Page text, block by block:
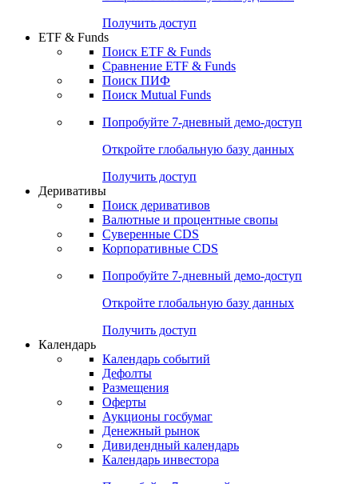
Получить доступ
ETF & Funds
Поиск ETF & Funds
Сравнение ETF & Funds
Поиск ПИФ
Поиск Mutual Funds
Попробуйте 7-дневный демо-доступ
Откройте глобальную базу данных
Получить доступ
Деривативы
Поиск деривативов
Валютные и процентные свопы
Суверенные CDS
Корпоративные CDS
Попробуйте 7-дневный демо-доступ
Откройте глобальную базу данных
Получить доступ
Календарь
Календарь событий
Дефолты
Размещения
Оферты
Аукционы госбумаг
Денежный рынок
Дивидендный календарь
Календарь инвестора